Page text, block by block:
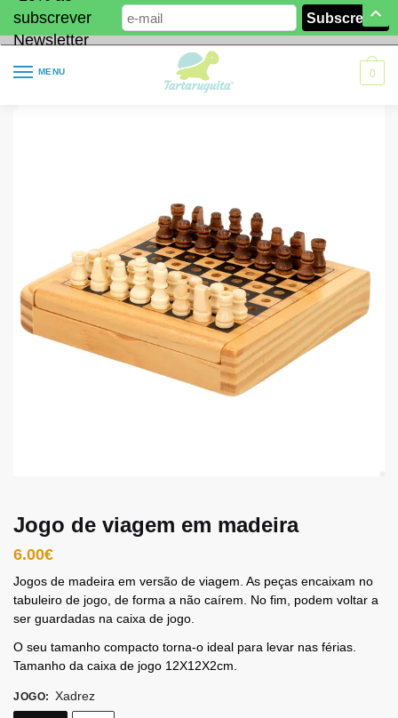
subscrever
Newsletter
MENU 0
Jogo de viagem em madeira
6.00€
Jogos de madeira em versão de viagem. As peças encaixam no
tabuleiro de jogo, de forma a não caírem. No fim, podem voltar a
ser guardadas na caixa de jogo.
O seu tamanho compacto torna-o ideal para levar nas férias.
Tamanho da caixa de jogo 12X12X2cm.
JOGO: Xadrez